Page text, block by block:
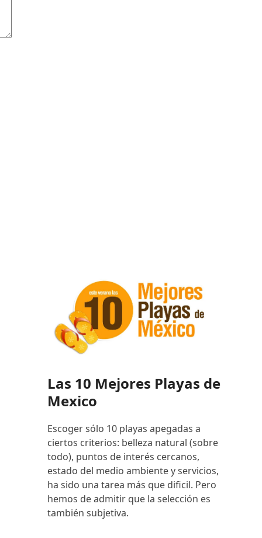
Las 10 Mejores Playas de
Mexico
Escoger sólo 10 playas apegadas a
ciertos criterios: belleza natural (sobre
todo), puntos de interés cercanos,
estado del medio ambiente y servicios,
ha sido una tarea más que dificil. Pero
hemos de admitir que la selección es
también subjetiva.